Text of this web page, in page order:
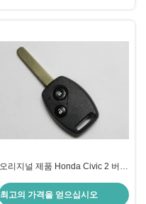
오리지널 제품 Honda Civic 2 버튼
칩
최고의 가격을 얻으십시오